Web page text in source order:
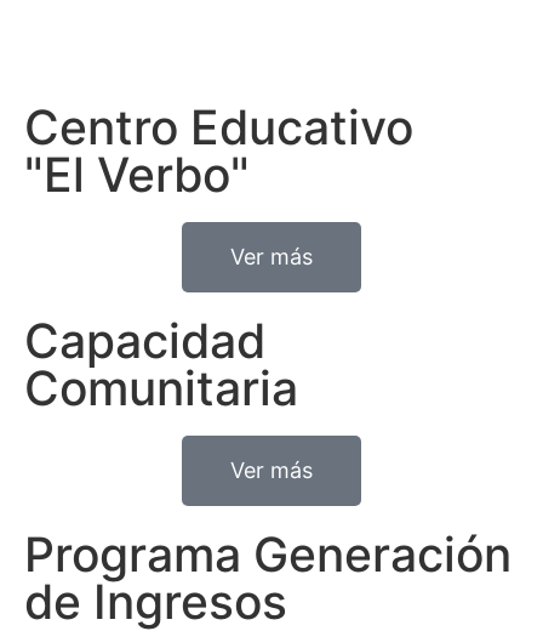
Centro Educativo
"El Verbo"
Ver más
Capacidad
Comunitaria
Ver más
Programa Generación
de Ingresos